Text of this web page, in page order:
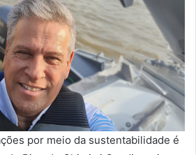
por meio da sustentabilidade é